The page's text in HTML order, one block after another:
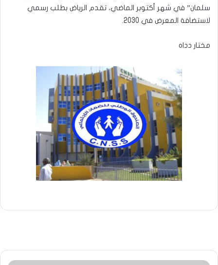
سلمان” في شهر أكتوبر الماضي، تقدم الرياض بطلب رسمي
لاستضافة المعرض في 2030.
مختار دداه